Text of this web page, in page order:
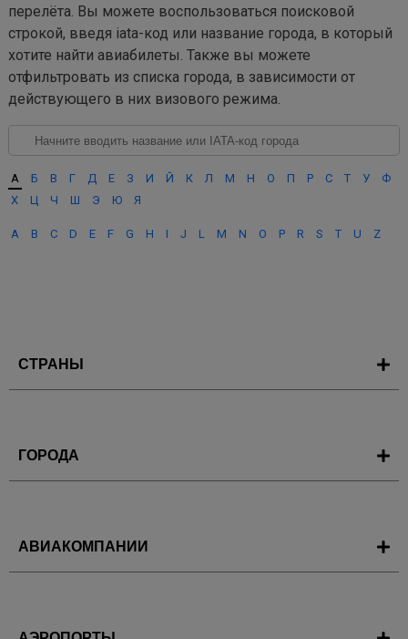
перелёта. Вы можете воспользоваться поисковой
строкой, введя iata-код или название города, в который
хотите найти авиабилеты. Также вы можете
отфильтровать из списка города, в зависимости от
действующего в них визового режима.
А Б В Г Д Е З И Й К Л М Н О П Р С Т У
Ф
Х
Ц Ч Ш Э Ю Я
A B C D E F G H I J L M N O P R S T U Z
СТРАНЫ
ГОРОДА
АВИАКОМПАНИИ